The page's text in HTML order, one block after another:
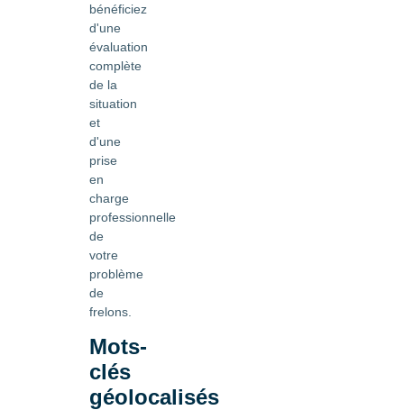
bénéficiez
d'une
évaluation
complète
de la
situation
et
d'une
prise
en
charge
professionnelle
de
votre
problème
de
frelons.
Mots-
clés
géolocalisés